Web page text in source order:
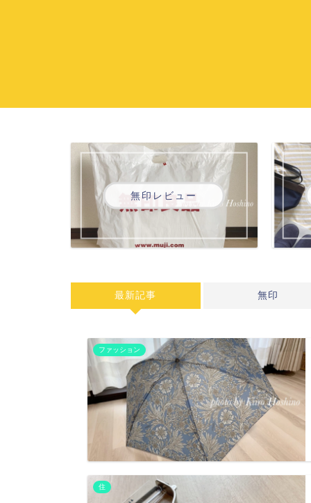
無印レビュー
最新記事 無印
ファッション
住